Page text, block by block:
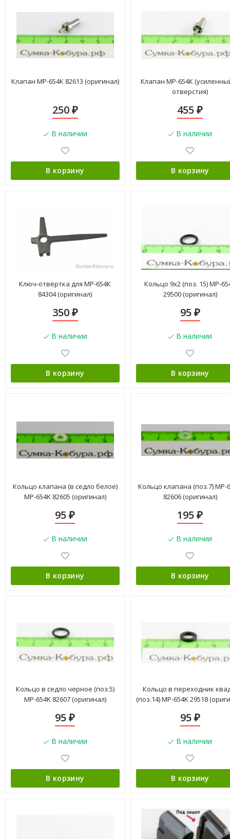
Клапан МР-654К 82613 (оригинал)
250 ₽
В наличии
В корзину
Клапан МР-654К
отверстия)
455₽
В наличии
В корзину
Ключ-отвёртка для МР-654К
84304 (оригинал)
350 ₽
В наличии
В корзину
Кольцо 9х2 (поз. 15) МР-
29500 (оригинал)
95 ₽
В наличии
В корзину
Кольцо клапана (в седло белое)
МР-654K 82605 (оригинал)
95₽
В наличии
В корзину
Кольцо клапана (поз.7) МР-
82606 (оригинал)
195₽
В наличии
В корзину
Кольцо в седло черное (поз.5)
МР-654K 82607 (оригинал)
95₽
В наличии
В корзину
Кольцо в переходник
(поз.14) МР-654K 29518
95 ₽
В наличии
В корзину